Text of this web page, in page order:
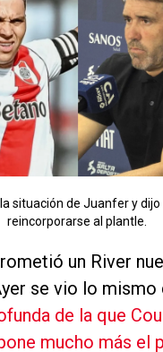
situación de Juanfer y dijo
reincorporarse al plantle.
un River
se vio lo mismo
de la que
mucho más el